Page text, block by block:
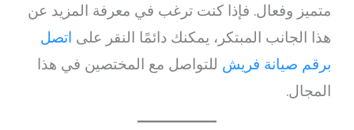
متميز وفعال. فإذا كنت ترغب في معرفة المزيد عن
هذا الجانب المبتكر، يمكنك دائمًا النقر على اتصل
برقم صيانة فريش للتواصل مع المختصين في هذا
المجال.